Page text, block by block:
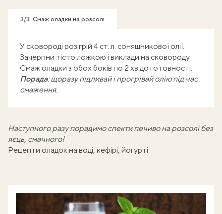
3/3. Смаж оладки на розсолі
У сковороді розігрій 4 ст. л. соняшникової олії.
Зачерпни тісто ложкою і виклади на сковороду.
Смаж оладки з обох боків по 2 хв до готовності.
Порада: щоразу підливай і прогрівай олію під час
смаження.
Наступного разу порадимо спектипечиво на розсолі без
яєць, смачного!
Рецепти оладок на воді, кефірі, йогурті